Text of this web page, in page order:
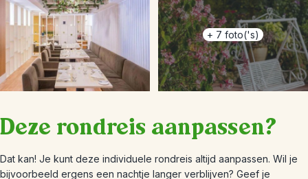
+ 7 foto('s)
Deze rondreis aanpassen?
Dat kan! Je kunt deze individuele rondreis altijd aanpassen. Wil je
bijvoorbeeld ergens een nachtje langer verblijven? Geef je